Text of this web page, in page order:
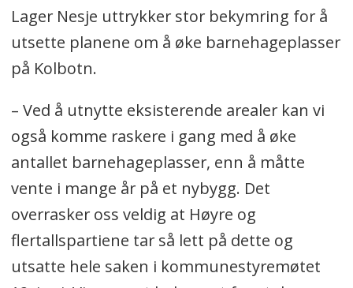
Lager Nesje uttrykker stor bekymring for å
utsette planene om å øke barnehageplasser
på Kolbotn.
– Ved å utnytte eksisterende arealer kan vi
også komme raskere i gang med å øke
antallet barnehageplasser, enn å måtte
vente i mange år på et nybygg. Det
overrasker oss veldig at Høyre og
flertallspartiene tar så lett på dette og
utsatte hele saken i kommunestyremøtet